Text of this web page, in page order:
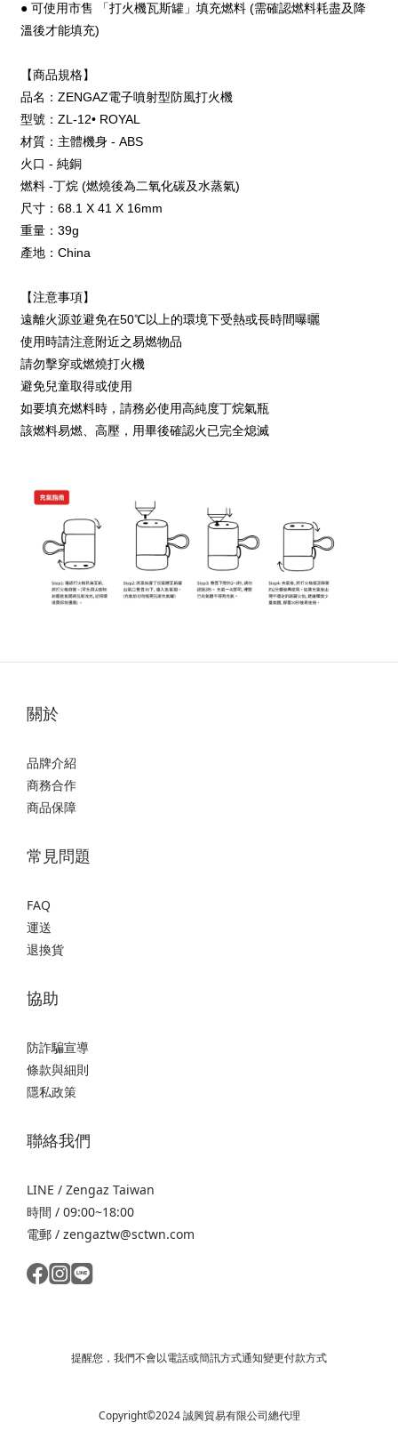
● 可使用市售 「打火機瓦斯罐」填充燃料 (需確認燃料耗盡及降
溫後才能填充)
【商品規格】
品名：ZENGAZ電子噴射型防風打火機
型號：ZL-12• ROYAL
材質：主體機身 - ABS
火口 - 純銅
燃料 -丁烷 (燃燒後為⼆氧化碳及⽔蒸氣)
尺寸：68.1 X 41 X 16mm
重量：39g
產地：China
【注意事項】
遠離火源並避免在50℃以上的環境下受熱或長時間曝曬
使用時請注意附近之易燃物品
請勿擊穿或燃燒打火機
避免兒童取得或使用
如要填充燃料時，請務必使用高純度丁烷氣瓶
該燃料易燃、高壓，用畢後確認火已完全熄滅
關於
品牌介紹
商務合作
商品保障
常見問題
FAQ
運送
退換貨
協助
防詐騙宣導
條款與細則
隱私政策
聯絡我們
LINE / Zengaz Taiwan
時間 / 09:00~18:00
電郵 / zengaztw@sctwn.com
提醒您，我們不會以電話或簡訊方式通知變更付款方式
Copyright©2024 誠興貿易有限公司總代理